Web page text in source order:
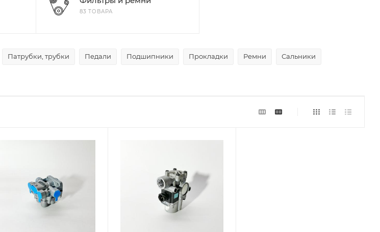
83 ТОВАРА
Патрубки, трубки Педали Подшипники Прокладки Ремни Сальники